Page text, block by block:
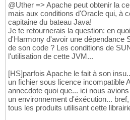
@Uther => Apache peut obtenir la
mais aux conditions d'Oracle qui, à
capitaine du bateau Java!
Je te retournerais la question: en
d'Harmony d'avoir une dépendance
de son code ? Les conditions de
l'utilisation de cette JVM...
[HS]parfois Apache le fait à son
un fichier sous licence incompatible
annecdote quoi que... ici nous
un environnement d'éxécution...
tous les produits utilisant cette